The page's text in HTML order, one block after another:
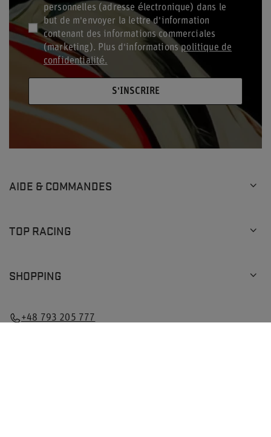
personnelles (adresse électronique) dans le
but de m'envoyer la lettre d'information
contenant des informations commerciales
(marketing). Plus d'informationspolitique de
confidentialité.
S'INSCRIRE
AIDE & COMMANDES
TOP RACING
SHOPPING
+48 793 205 777